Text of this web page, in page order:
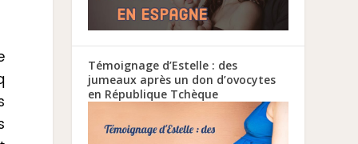
Témoignage d’Estelle : des
jumeaux après un don d’ovocytes
en République Tchèque